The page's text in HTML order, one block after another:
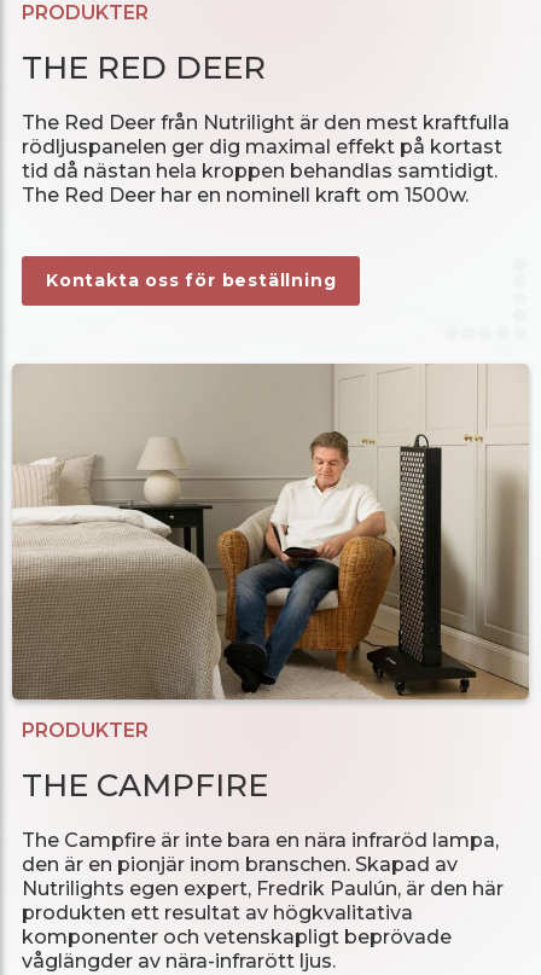
PRODUKTER
THE RED DEER
The Red Deer från Nutrilight är den mest kraftfulla
rödljuspanelen ger dig maximal effekt på kortast
tid då nästan hela kroppen behandlas samtidigt.
The Red Deer har en nominell kraft om 1500w.
Kontakta oss för beställning
PRODUKTER
THE CAMPFIRE
The Campfire är inte bara en nära infraröd lampa,
den är en pionjär inom branschen. Skapad av
Nutrilights egen expert, Fredrik Paulún, är den här
produkten ett resultat av högkvalitativa
komponenter och vetenskapligt beprövade
våglängder av nära-infrarött ljus.